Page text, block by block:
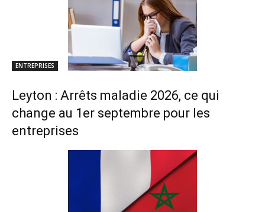
ENTREPRISES
Leyton : Arrêts maladie 2026, ce qui
change au 1er septembre pour les
entreprises